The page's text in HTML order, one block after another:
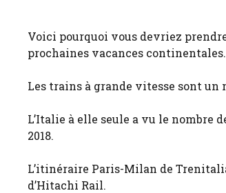
Voici pourquoi vous devriez
prochaines vacances continentales.
Les trains à grande vitesse sont
L’Italie à elle seule a vu le nombre
2018.
L’itinéraire Paris-Milan de
d’Hitachi Rail.